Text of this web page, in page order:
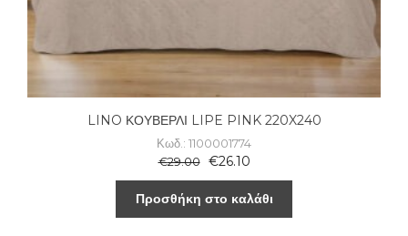
LINO ΚΟΥΒΕΡΛΙ LIPE PINK 220X240
Κωδ.: 1100001774
€29.00 €26.10
Προσθήκη στο καλάθι